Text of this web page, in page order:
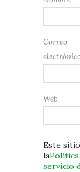
Correo
electrónico
Web
Este
la
servicio